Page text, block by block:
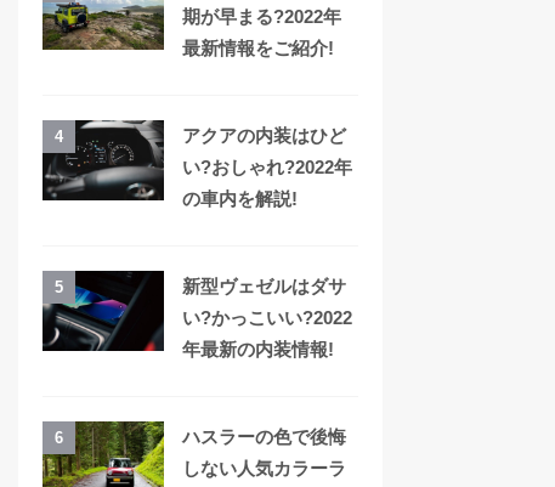
期が早まる?2022年
最新情報をご紹介!
4
アクアの内装はひど
い?おしゃれ?2022年
の車内を解説!
5
新型ヴェゼルはダサ
い?かっこいい?2022
年最新の内装情報!
6
ハスラーの色で後悔
しない人気カラーラ